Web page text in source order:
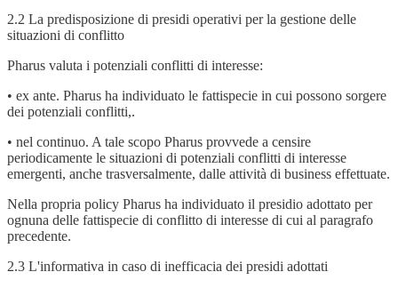
2.2 La predisposizione di presidi operativi per la gestione delle
situazioni di conflitto
Pharus valuta i potenziali conflitti di interesse:
• ex ante. Pharus ha individuato le fattispecie in cui possono sorgere
dei potenziali conflitti,.
• nel continuo. A tale scopo Pharus provvede a censire
periodicamente le situazioni di potenziali conflitti di interesse
emergenti, anche trasversalmente, dalle attività di business effettuate.
Nella propria policy Pharus ha individuato il presidio adottato per
ognuna delle fattispecie di conflitto di interesse di cui al paragrafo
precedente.
2.3 L'informativa in caso di inefficacia dei presidi adottati